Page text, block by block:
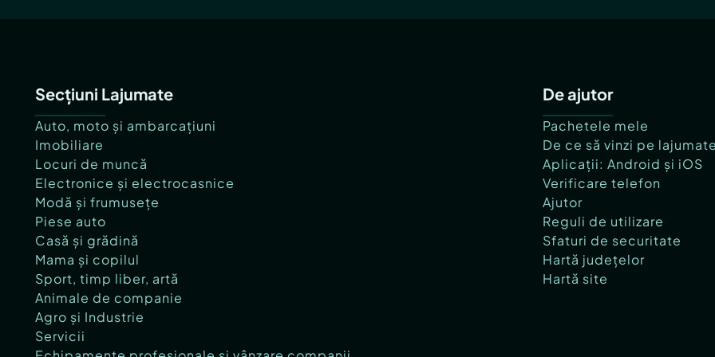
Secțiuni Lajumate
Auto, moto și ambarcațiuni
Imobiliare
Locuri de muncă
Electronice și electrocasnice
Modă și frumusețe
Piese auto
Casă și grădină
Mama și copilul
Sport, timp liber, artă
Animale de companie
Agro și Industrie
Servicii
De ajutor
Pachetele mele
De ce să vinzi pe
Aplicații: Android și iOS
Verificare telefon
Ajutor
Reguli de utilizare
Sfaturi de securitate
Hartă județelor
Hartă site